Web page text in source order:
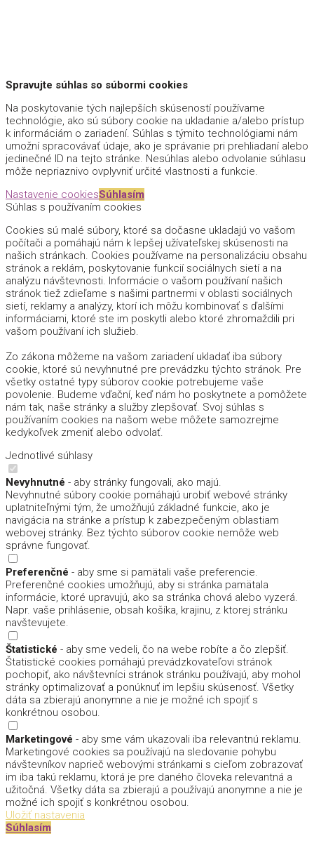
Spravujte súhlas so súbormi cookies
Na poskytovanie tých najlepších skúseností používame
technológie, ako sú súbory cookie na ukladanie a/alebo prístup
k informáciám o zariadení. Súhlas s týmito technológiami nám
umožní spracovávať údaje, ako je správanie pri prehliadaní alebo
jedinečné ID na tejto stránke. Nesúhlas alebo odvolanie súhlasu
môže nepriaznivo ovplyvniť určité vlastnosti a funkcie.
Nastavenie cookiesSúhlasím
Súhlas s používaním cookies
Cookies sú malé súbory, ktoré sa dočasne ukladajú vo vašom
počítači a pomáhajú nám k lepšej užívateľskej skúsenosti na
našich stránkach. Cookies používame na personalizáciu obsahu
stránok a reklám, poskytovanie funkcií sociálnych sietí a na
analýzu návštevnosti. Informácie o vašom používaní našich
stránok tiež zdieľame s našimi partnermi v oblasti sociálnych
sietí, reklamy a analýzy, ktorí ich môžu kombinovať s ďalšími
informáciami, ktoré ste im poskytli alebo ktoré zhromaždili pri
vašom používaní ich služieb.
Zo zákona môžeme na vašom zariadení ukladať iba súbory
cookie, ktoré sú nevyhnutné pre prevádzku týchto stránok. Pre
všetky ostatné typy súborov cookie potrebujeme vaše
povolenie. Budeme vďační, keď nám ho poskytnete a pomôžete
nám tak, naše stránky a služby zlepšovať. Svoj súhlas s
používaním cookies na našom webe môžete samozrejme
kedykoľvek zmeniť alebo odvolať.
Jednotlivé súhlasy
Nevyhnutné - aby stránky fungovali, ako majú.
Nevyhnutné súbory cookie pomáhajú urobiť webové stránky
uplatniteľnými tým, že umožňujú základné funkcie, ako je
navigácia na stránke a prístup k zabezpečeným oblastiam
webovej stránky. Bez týchto súborov cookie nemôže web
správne fungovať.
Preferenčné - aby sme si pamätali vaše preferencie.
Preferenčné cookies umožňujú, aby si stránka pamätala
informácie, ktoré upravujú, ako sa stránka chová alebo vyzerá.
Napr. vaše prihlásenie, obsah košíka, krajinu, z ktorej stránku
navštevujete.
Štatistické - aby sme vedeli, čo na webe robíte a čo zlepšiť.
Štatistické cookies pomáhajú prevádzkovateľovi stránok
pochopiť, ako návštevníci stránok stránku používajú, aby mohol
stránky optimalizovať a ponúknuť im lepšiu skúsenosť. Všetky
dáta sa zbierajú anonymne a nie je možné ich spojiť s
konkrétnou osobou.
Marketingové - aby sme vám ukazovali iba relevantnú reklamu.
Marketingové cookies sa používajú na sledovanie pohybu
návštevníkov naprieč webovými stránkami s cieľom zobrazovať
im iba takú reklamu, ktorá je pre daného človeka relevantná a
užitočná. Všetky dáta sa zbierajú a používajú anonymne a nie je
možné ich spojiť s konkrétnou osobou.
Uložiť nastavenia
Súhlasím